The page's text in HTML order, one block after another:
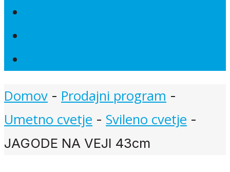
Domov - Prodajni program -
Umetno cvetje - Svileno cvetje -
JAGODE NA VEJI 43cm